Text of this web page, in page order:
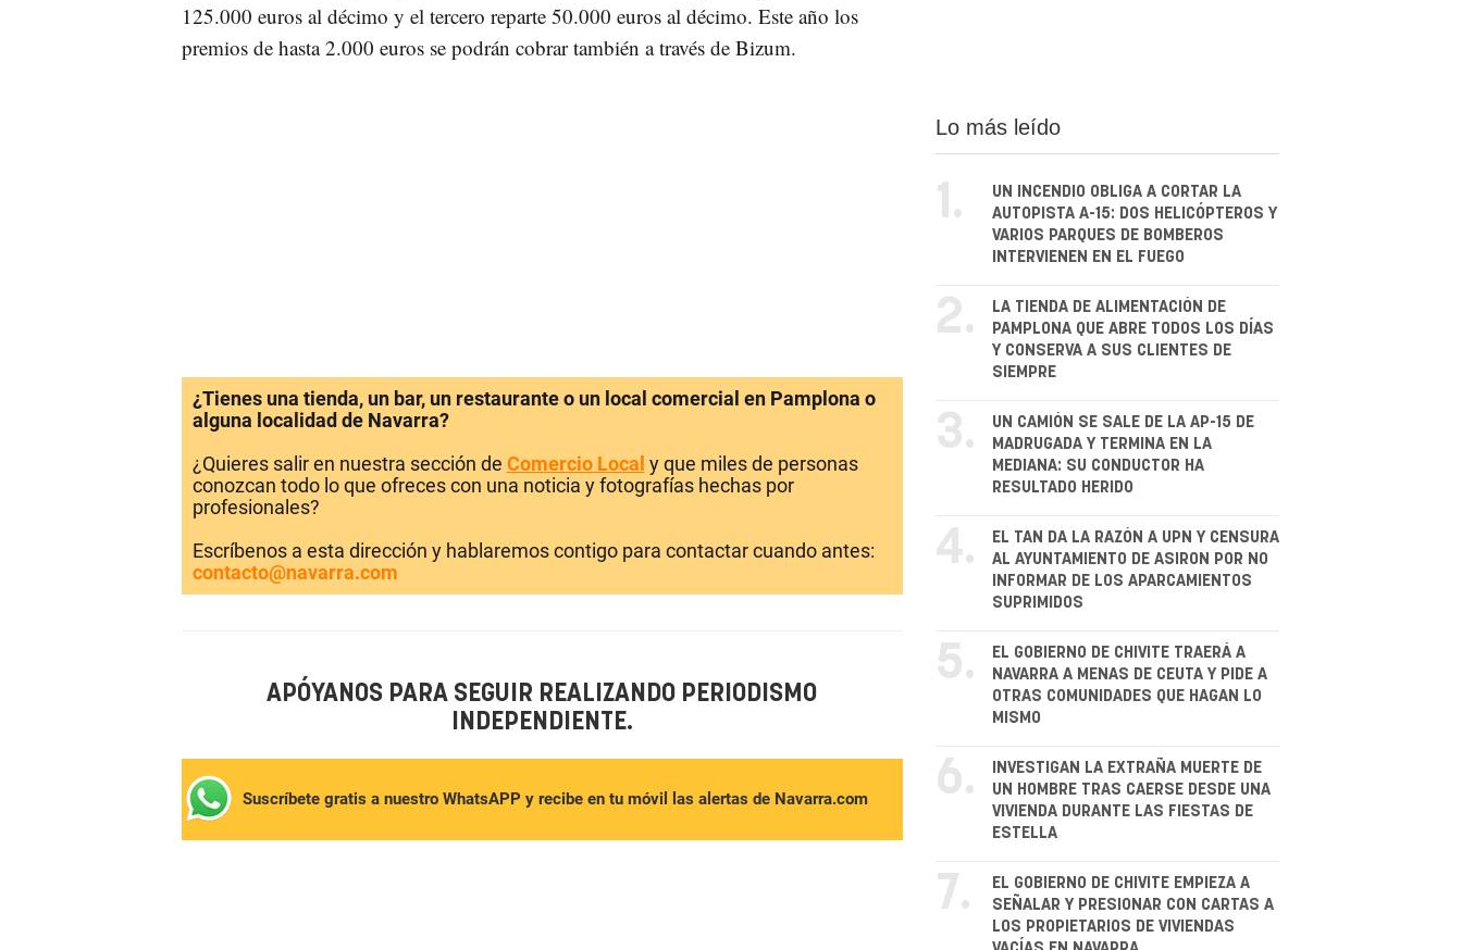
125.000 euros al décimo y el tercero reparte 50.000 euros al décimo. Este año los
premios de hasta 2.000 euros se podrán cobrar también a través de Bizum.
¿Tienes una tienda, un bar, un restaurante o un local comercial en Pamplona o
alguna localidad de Navarra?
¿Quieres salir en nuestra sección de Comercio Local y que miles de personas
conozcan todo lo que ofreces con una noticia y fotografías hechas por
profesionales?
Escríbenos a esta dirección y hablaremos contigo para contactar cuando antes:
contacto@navarra.com
APÓYANOS PARA SEGUIR REALIZANDO PERIODISMO
INDEPENDIENTE.
Suscríbete gratis a nuestro WhatsAPP y recibe en tu móvil las alertas de Navarra.com
Lo más leído
1.
UN INCENDIO OBLIGA A CORTAR LA
AUTOPISTA A-15: DOS HELICÓPTEROS Y
VARIOS PARQUES DE BOMBEROS
INTERVIENEN EN EL FUEGO
2.
LA TIENDA DE ALIMENTACIÓN DE
PAMPLONA QUE ABRE TODOS LOS DÍAS
Y CONSERVA A SUS CLIENTES DE
SIEMPRE
3.
UN CAMIÓN SE SALE DE LA AP-15 DE
MADRUGADA Y TERMINA EN LA
MEDIANA: SU CONDUCTOR HA
RESULTADO HERIDO
4.
EL TAN DA LA RAZÓN A UPN Y CENSURA
AL AYUNTAMIENTO DE ASIRON POR NO
INFORMAR DE LOS APARCAMIENTOS
SUPRIMIDOS
5.
EL GOBIERNO DE CHIVITE TRAERÁ A
NAVARRA A MENAS DE CEUTA Y PIDE A
OTRAS COMUNIDADES QUE HAGAN LO
MISMO
6.
INVESTIGAN LA EXTRAÑA MUERTE DE
UN HOMBRE TRAS CAERSE DESDE UNA
VIVIENDA DURANTE LAS FIESTAS DE
ESTELLA
7.
EL GOBIERNO DE CHIVITE EMPIEZA A
SEÑALAR Y PRESIONAR CON CARTAS A
LOS PROPIETARIOS DE VIVIENDAS